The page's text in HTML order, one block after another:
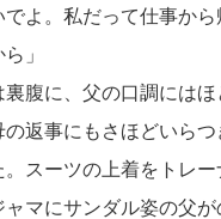
でよ。私だって仕事か
」
腹に、父の口調にはほ
返事にもさほどいらつ
。スーツの上着をトレ
マにサンダル姿の父